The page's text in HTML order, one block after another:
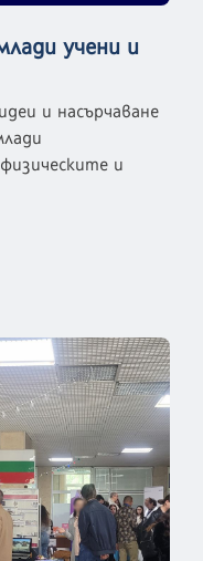
учени и
и насърчаване
и